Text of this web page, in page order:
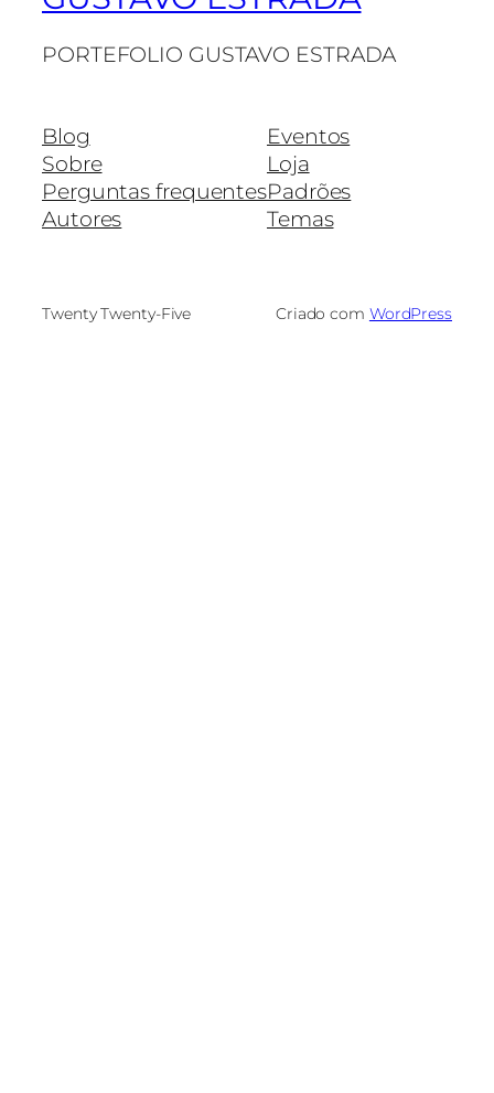
PORTEFOLIO GUSTAVO ESTRADA
Blog
Sobre
Perguntas frequentes
Autores
Eventos
Loja
Padrões
Temas
Twenty Twenty-Five Criado com WordPress